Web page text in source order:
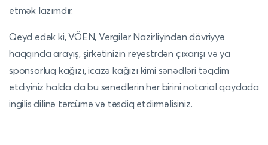
etmək lazımdır.
Qeyd edək ki, VÖEN, Vergilər Nazirliyindən dövriyyə
haqqında arayış, şirkətinizin reyestrdən çıxarışı və ya
sponsorluq kağızı, icazə kağızı kimi sənədləri təqdim
etdiyiniz halda da bu sənədlərin hər birini notarial qaydada
ingilis dilinə tərcümə və təsdiq etdirməlisiniz.